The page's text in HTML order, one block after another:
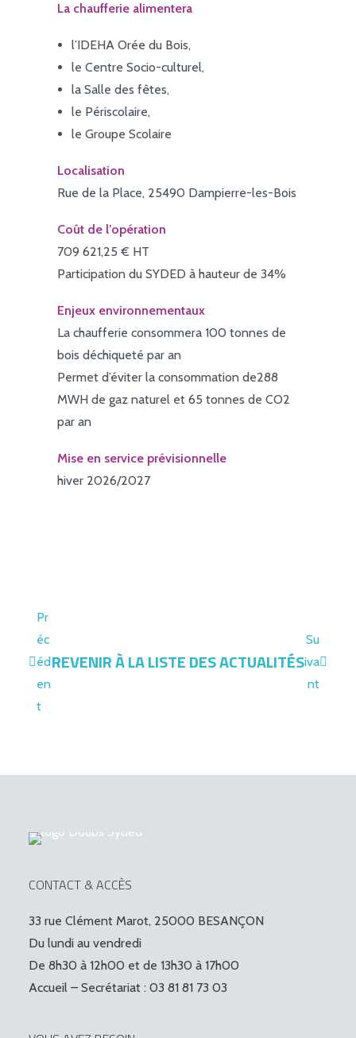
La chaufferie alimentera
l’IDEHA Orée du Bois,
le Centre Socio-culturel,
la Salle des fêtes,
le Périscolaire,
le Groupe Scolaire
Localisation
Rue de la Place, 25490 Dampierre-les-Bois
Coût de l’opération
709 621,25 € HT
Participation du SYDED à hauteur de 34%
Enjeux environnementaux
La chaufferie consommera 100 tonnes de
bois déchiqueté par an
Permet d’éviter la consommation de288
MWH de gaz naturel et 65 tonnes de CO2
par an
Mise en service prévisionnelle
hiver 2026/2027
Pr
éc
éd
en
t
REVENIR À LA LISTE DES ACTUALITÉS
Su
iva
nt
CONTACT & ACCÈS
33 rue Clément Marot, 25000 BESANÇON
Du lundi au vendredi
De 8h30 à 12h00 et de 13h30 à 17h00
Accueil – Secrétariat : 03 81 81 73 03